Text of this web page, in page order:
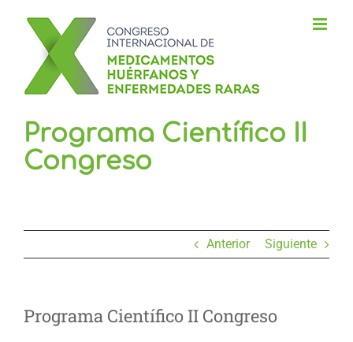
contenido
Programa Científico II
Congreso
Anterior Siguiente
Programa Científico II Congreso